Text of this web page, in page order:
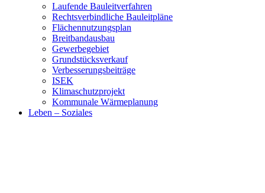
Laufende Bauleitverfahren
Rechtsverbindliche Bauleitpläne
Flächennutzungsplan
Breitbandausbau
Gewerbegebiet
Grundstücksverkauf
Verbesserungsbeiträge
ISEK
Klimaschutzprojekt
Kommunale Wärmeplanung
Leben – Soziales